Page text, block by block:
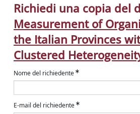
Richiedi una copia del
Measurement of
the Italian Provinces
Clustered
Nome del richiedente
E-mail del richiedente